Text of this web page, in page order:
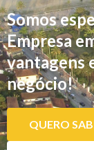
Somos
Empresa
vantagens
negócio!
QUERO